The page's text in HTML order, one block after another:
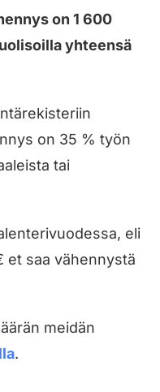
on 1 600
yhteensä
on 35 % työn
tai
eli
et saa vähennystä
meidän
.